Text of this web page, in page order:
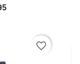
favorite_border